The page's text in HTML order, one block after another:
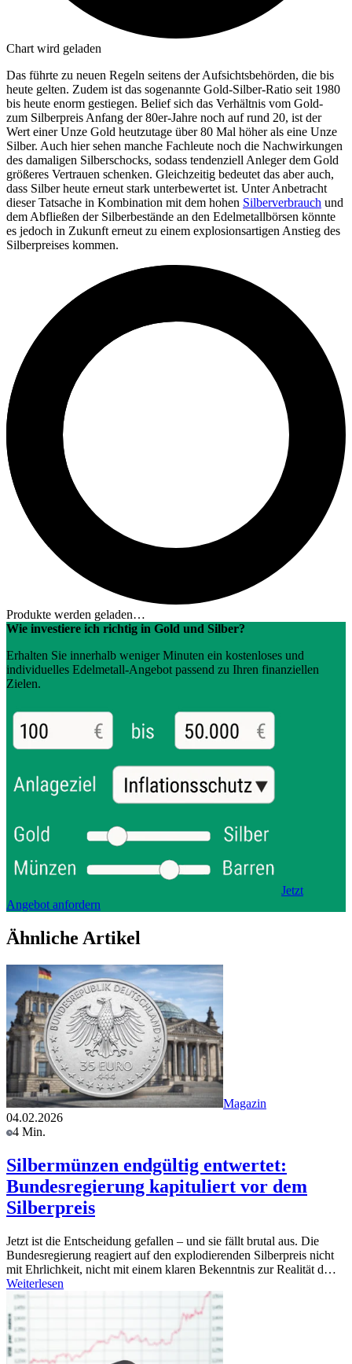
Chart wird geladen
Das führte zu neuen Regeln seitens der Aufsichtsbehörden, die bis
heute gelten. Zudem ist das sogenannte Gold-Silber-Ratio seit 1980
bis heute enorm gestiegen. Belief sich das Verhältnis vom Gold-
zum Silberpreis Anfang der 80er-Jahre noch auf rund 20, ist der
Wert einer Unze Gold heutzutage über 80 Mal höher als eine Unze
Silber. Auch hier sehen manche Fachleute noch die Nachwirkungen
des damaligen Silberschocks, sodass tendenziell Anleger dem Gold
größeres Vertrauen schenken. Gleichzeitig bedeutet das aber auch,
dass Silber heute erneut stark unterbewertet ist. Unter Anbetracht
dieser Tatsache in Kombination mit dem hohen Silberverbrauch und
dem Abfließen der Silberbestände an den Edelmetallbörsen könnte
es jedoch in Zukunft erneut zu einem explosionsartigen Anstieg des
Silberpreises kommen.
Produkte werden geladen…
Wie investiere ich richtig in Gold und Silber?
Erhalten Sie innerhalb weniger Minuten ein kostenloses und
individuelles Edelmetall-Angebot passend zu Ihren finanziellen
Zielen.
Jetzt
Angebot anfordern
Ähnliche Artikel
Magazin
04.02.2026
4 Min.
Silbermünzen endgültig entwertet:
Bundesregierung kapituliert vor dem
Silberpreis
Jetzt ist die Entscheidung gefallen – und sie fällt brutal aus. Die
Bundesregierung reagiert auf den explodierenden Silberpreis nicht
mit Ehrlichkeit, nicht mit einem klaren Bekenntnis zur Realität d…
Weiterlesen